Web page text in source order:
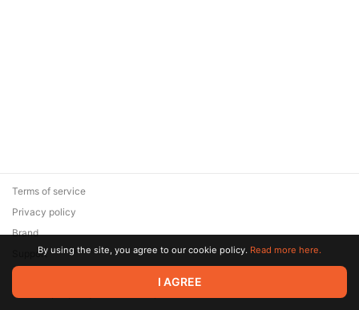
© 2026 Zaya Solutions Limited. All rights reserved. All trademarks
are the property of their respective owners.
Terms of service
Privacy policy
Brand
SupportBy using the site, you agree to our cookie policy. Read more here.
I AGREE